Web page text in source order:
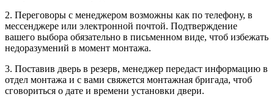
2. Переговоры с менеджером возможны как по телефону, в
мессенджере или электронной почтой. Подтверждение
вашего выбора обязательно в письменном виде, чтоб избежать
недоразумений в момент монтажа.
3. Поставив дверь в резерв, менеджер передаст информацию в
отдел монтажа и с вами свяжется монтажная бригада, чтоб
сговориться о дате и времени установки двери.